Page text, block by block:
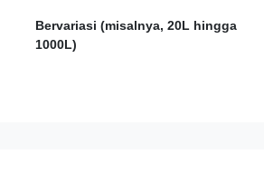
Bervariasi (misalnya, 20L hingga
1000L)